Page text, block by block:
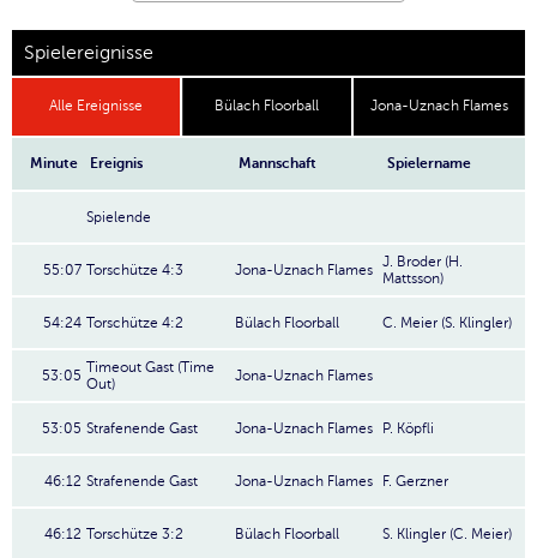
Spielereignisse
Alle Ereignisse Bülach Floorball Jona-Uznach Flames
Minute Ereignis Mannschaft Spielername
Spielende
55:07 Torschütze 4:3 Jona-Uznach Flames J. Broder (H.
Mattsson)
54:24 Torschütze 4:2 Bülach Floorball C. Meier (S. Klingler)
53:05 Timeout Gast (Time
Out)
Jona-Uznach Flames
53:05 Strafenende Gast Jona-Uznach Flames P. Köpfli
46:12 Strafenende Gast Jona-Uznach Flames F. Gerzner
46:12 Torschütze 3:2 Bülach Floorball S. Klingler (C. Meier)